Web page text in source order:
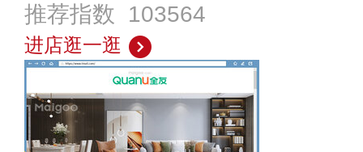
推荐指数 103564
进店逛一逛